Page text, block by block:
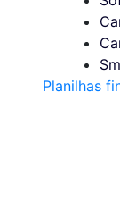
Planilhas